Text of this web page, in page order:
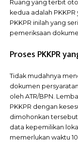
Ruang yang terbit
kedua adalah
PKKPR inilah yang
pemeriksaan
Proses PKKPR
Tidak mudahnya
dokumen
oleh ATR/BPN.
PKKPR dengan
dimohonkan
data kepemilikan
memerlukan waktu